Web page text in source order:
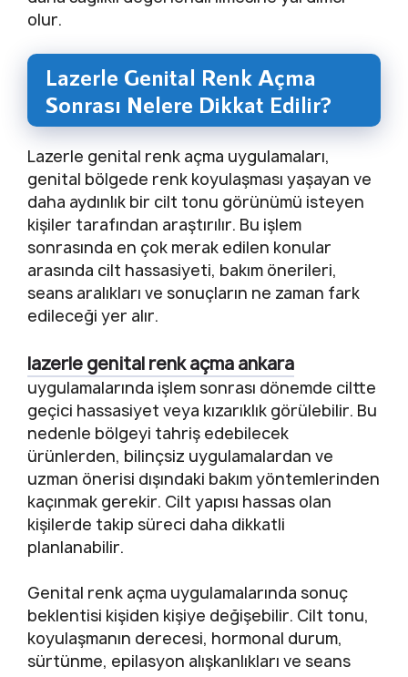
olur.
Lazerle Genital Renk Açma
Sonrası Nelere Dikkat Edilir?
Lazerle genital renk açma uygulamaları,
genital bölgede renk koyulaşması yaşayan ve
daha aydınlık bir cilt tonu görünümü isteyen
kişiler tarafından araştırılır. Bu işlem
sonrasında en çok merak edilen konular
arasında cilt hassasiyeti, bakım önerileri,
seans aralıkları ve sonuçların ne zaman fark
edileceği yer alır.
lazerle genital renk açma ankara
uygulamalarında işlem sonrası dönemde ciltte
geçici hassasiyet veya kızarıklık görülebilir. Bu
nedenle bölgeyi tahriş edebilecek
ürünlerden, bilinçsiz uygulamalardan ve
uzman önerisi dışındaki bakım yöntemlerinden
kaçınmak gerekir. Cilt yapısı hassas olan
kişilerde takip süreci daha dikkatli
planlanabilir.
Genital renk açma uygulamalarında sonuç
beklentisi kişiden kişiye değişebilir. Cilt tonu,
koyulaşmanın derecesi, hormonal durum,
sürtünme, epilasyon alışkanlıkları ve seans